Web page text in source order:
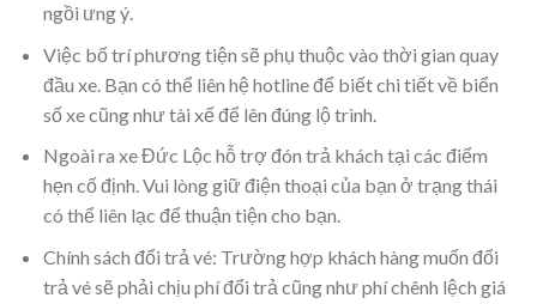
ngồi ưng ý.
Việc bố trí phương tiện sẽ phụ thuộc vào thời gian quay
đầu xe. Bạn có thể liên hệ hotline để biết chi tiết về biển
số xe cũng như tài xế để lên đúng lộ trình.
Ngoài ra xe Đức Lộc hỗ trợ đón trả khách tại các điểm
hẹn cố định. Vui lòng giữ điện thoại của bạn ở trạng thái
có thể liên lạc để thuận tiện cho bạn.
Chính sách đổi trả vé: Trường hợp khách hàng muốn đổi
trả vé sẽ phải chịu phí đổi trả cũng như phí chênh lệch giá